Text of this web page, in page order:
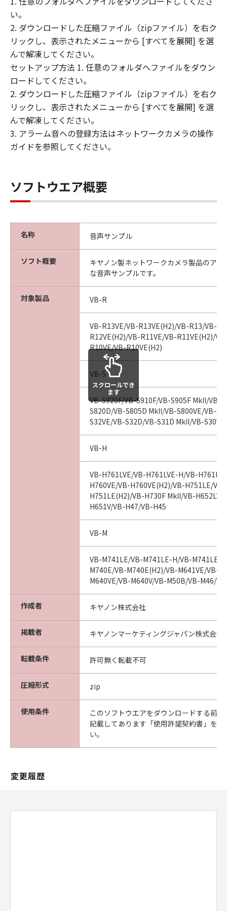
部または一部を修正、改変、リバース・エ
ンジニアリング、逆コンパイル、逆アセン
ブルまたは他のプログラミング言語へ変換
することはできません。また、第三者にこ
のような行為をさせてはなりません。
(4) 本契約に明示的に定める場合を除き、
お客様は、「許諾ソフトウェア」を再使用
許諾、譲渡、販売、頒布、賃貸、リースも
しくは貸与すること、または複製もしくは
翻訳することはできません。
(1) 「許諾ソフトウェア」は、『現状のま
ま（AS-IS）』の状態で使用許諾されます。
キヤノン、キヤノンの子会社、それらの販
ェア」に関して、商品性および特定の目的
欠陥がないことを含め、いかなる保証もし
(2) キヤノンは、お客様の正当な入手を証
するものにより証される、お客様の「許諾
ソフトウェア」の入手日より90日の間、通
常の使用状態において、「許諾ソフトウェ
ア」が記録された媒体（以下「メディア」
といいます。）に物理的な欠陥がないこと
を保証します。キヤノン、キヤノンの子会
社、キヤノンの関連会社、それらの販売代
理店および販売店のすべての責任及びお客
様の唯一の救済は、かかる保証を満たさな
い「メディア」の交換のみとします。但
し、かかる保証は、「メディア」の欠陥
が、「許諾ソフトウェア」の事故、誤用、
るものとします。
(3) キヤノン、キヤノンの子会社、それら
の販売代理店および販売店は、「許諾ソフ
トウェア」の使用または使用不能から生ず
るいかなる損害（逸失利益およびその他の
派生的または付随的な損害を含むがこれら
に限定されない）について、一切責任を負
わないものとします。たとえ、キヤノン、
キヤノンの子会社、それらの販売代理店ま
たは販売店がかかる損害の可能性について
知らされていた場合でも同様です。
(4) キヤノン、キヤノンの子会社、それら
の販売代理店および販売店は、「許諾ソフ
客様と第三者との間に生じるいかなる紛争
ます。
サポートおよびアップデート
キヤノン、キヤノンの子会社、それらの販
売代理店および販売店は、「許諾ソフトウ
ェア」のメンテナンスおよびお客様による
るアップデート、バグの修正またはサポー
い。
2. ダウンロードした圧縮ファイル（zipファイル）を右ク
リックし、表示されたメニューから [すべてを展開] を選
んで解凍してください。
セットアップ方法 1. 任意のフォルダへファイルをダウン
ロードしてください。
2. ダウンロードした圧縮ファイル（zipファイル）を右ク
リックし、表示されたメニューから [すべてを展開] を選
んで解凍してください。
3. アラーム音への登録方法はネットワークカメラの操作
ガイドを参照してください。
ソフトウエア概要
名称 音声サンプル
ソフト概要
キヤノン製ネットワークカメラ製品のア
な音声サンプルです。
対象製品 VB-R
VB-R13VE/VB-R13VE(H2)/VB-R13/VB-
R12VE(H2)/VB-R11VE/VB-R11VE(H2)/
R10VE/VB-R10VE(H2)
VB-S
VB-S920F/VB-S910F/VB-S905F MkII/VB-
S820D/VB-S805D MkII/VB-S800VE/VB-
S32VE/VB-S32D/VB-S31D MkII/VB-
VB-H
VB-H761LVE/VB-H761LVE-H/VB-
H760VE/VB-H760VE(H2)/VB-H751LE/
H751LE(H2)/VB-H730F MkII/VB-
H651V/VB-H47/VB-H45
VB-M
VB-M741LE/VB-M741LE-H/VB-
M740E/VB-M740E(H2)/VB-M641VE/VB-
M640VE/VB-M640V/VB-M50B/VB-M46/
作成者 キヤノン株式会社
掲載者 キヤノンマーケティングジャパン株式会社
転載条件 許可無く転載不可
圧縮形式 zip
使用条件
このソフトウエアをダウンロードする前
記載してあります「使用許諾契約書」を
い。
スクロールでき
ます
変更履歴